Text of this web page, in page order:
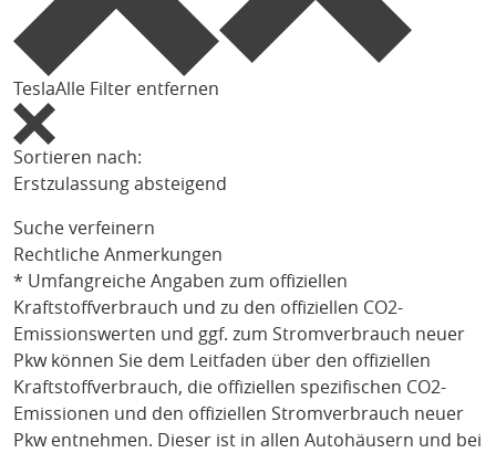
TeslaAlle Filter entfernen
Sortieren nach:
Erstzulassung absteigend
Suche verfeinern
Rechtliche Anmerkungen
* Umfangreiche Angaben zum offiziellen
Kraftstoffverbrauch und zu den offiziellen CO2-
Emissionswerten und ggf. zum Stromverbrauch neuer
Pkw können Sie dem Leitfaden über den offiziellen
Kraftstoffverbrauch, die offiziellen spezifischen CO2-
Emissionen und den offiziellen Stromverbrauch neuer
Pkw entnehmen. Dieser ist in allen Autohäusern und bei